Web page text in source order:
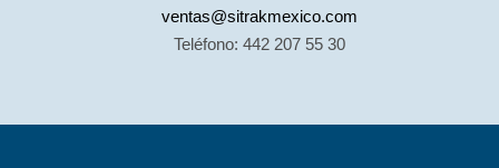
ventas@sitrakmexico.com
Teléfono: 442 207 55 30